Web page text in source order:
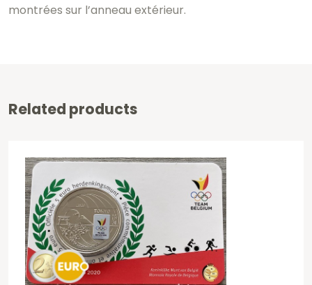
montrées sur l’anneau extérieur.
Related products